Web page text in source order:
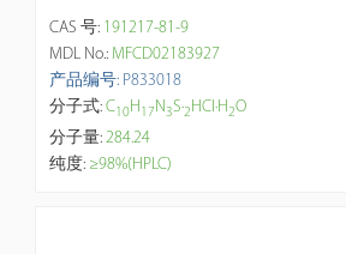
CAS 号: 191217-81-9
MDL No.: MFCD02183927
产品编号: P833018
分子式:C10H17N3S·2HCl·H2O
分子量:284.24
纯度: ≥98%(HPLC)